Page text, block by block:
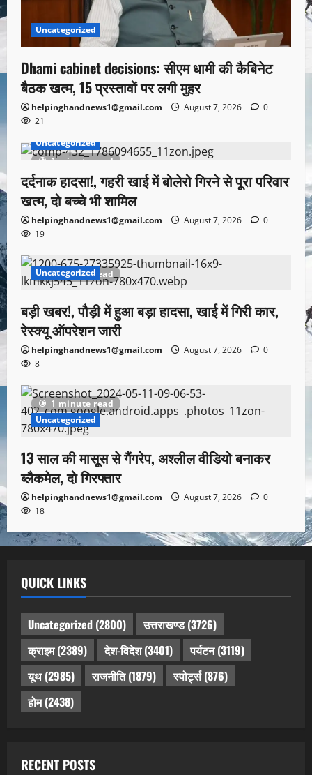
Uncategorized
Dhami cabinet decisions: सीएम धामी की कैबिनेट
बैठक खत्म, 15 प्रस्तावों पर लगी मुहर
helpinghandnews1@gmail.com August 7, 2026
0
21
1 minute read
Uncategorized
दर्दनाक हादसा!, गहरी खाई में बोलेरो गिरने से पूरा परिवार
खत्म, दो बच्चे भी शामिल
helpinghandnews1@gmail.com August 7, 2026
0
19
1 minute read
Uncategorized
बड़ी खबर!, पौड़ी में हुआ बड़ा हादसा, खाई में गिरी कार,
रेस्क्यू ऑपरेशन जारी
helpinghandnews1@gmail.com August 7, 2026
0
8
1 minute read
Uncategorized
13 साल की मासूस से गैंगरेप, अश्लील वीडियो बनाकर
ब्लैकमेल, दो गिरफ्तार
helpinghandnews1@gmail.com August 7, 2026
0
18
QUICK LINKS
Uncategorized (2800) उत्तराखण्ड(3726)
क्राइम(2389) देश-विदेश(3401) पर्यटन(3119)
यूथ(2985) राजनीति(1879) स्पोर्ट्स(876)
होम(2438)
RECENT POSTS